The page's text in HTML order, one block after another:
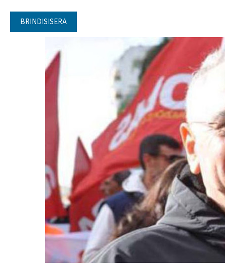
BRINDISISERA